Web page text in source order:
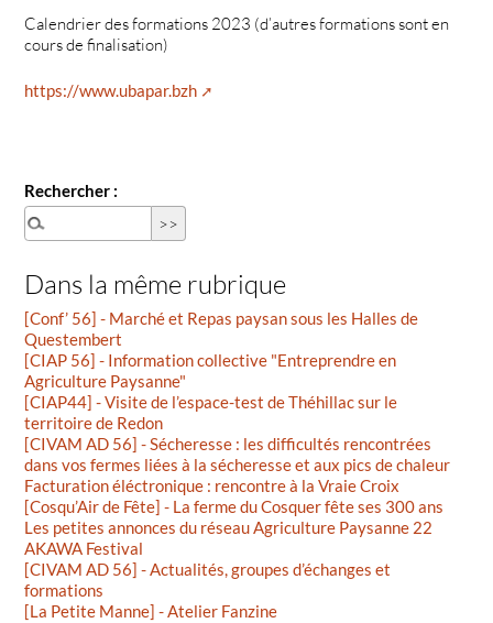
Calendrier des formations 2023 (d’autres formations sont en
cours de finalisation)
https://www.ubapar.bzh
Rechercher :
Dans la même rubrique
[Conf’ 56] - Marché et Repas paysan sous les Halles de
Questembert
[CIAP 56] - Information collective "Entreprendre en
Agriculture Paysanne"
[CIAP44] - Visite de l’espace-test de Théhillac sur le
territoire de Redon
[CIVAM AD 56] - Sécheresse : les difficultés rencontrées
dans vos fermes liées à la sécheresse et aux pics de chaleur
Facturation éléctronique : rencontre à la Vraie Croix
[Cosqu’Air de Fête] - La ferme du Cosquer fête ses 300 ans
Les petites annonces du réseau Agriculture Paysanne 22
AKAWA Festival
[CIVAM AD 56] - Actualités, groupes d’échanges et
formations
[La Petite Manne] - Atelier Fanzine